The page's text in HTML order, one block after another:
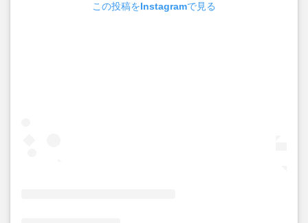
この投稿をInstagramで見る